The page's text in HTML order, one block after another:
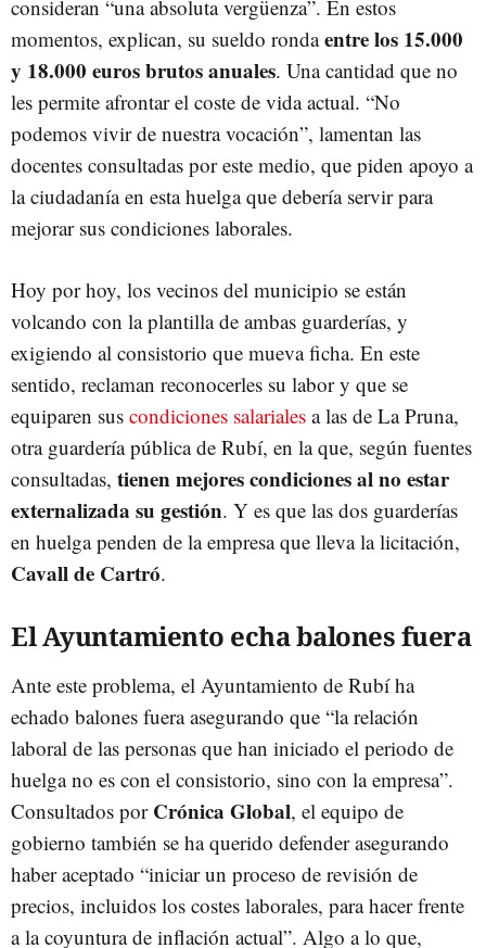
consideran “una absoluta vergüenza”. En estos
momentos, explican, su sueldo rondaentre los 15.000
y 18.000 euros brutos anuales. Una cantidad que no
les permite afrontar el coste de vida actual. “No
podemos vivir de nuestra vocación”, lamentan las
docentes consultadas por este medio, que piden apoyo a
la ciudadanía en esta huelga que debería servir para
mejorar sus condiciones laborales.
Hoy por hoy, los vecinos del municipio se están
volcando con la plantilla de ambas guarderías, y
exigiendo al consistorio que mueva ficha. En este
sentido, reclaman reconocerles su labor y que se
equiparen sus condiciones salariales a las de La Pruna,
otra guardería pública de Rubí, en la que, según fuentes
consultadas, tienen mejores condiciones al no estar
externalizada su gestión. Y es que las dos guarderías
en huelga penden de la empresa que lleva la licitación,
Cavall de Cartró.
El Ayuntamiento echa balones fuera
Ante este problema, el Ayuntamiento de Rubí ha
echado balones fuera asegurando que “la relación
laboral de las personas que han iniciado el periodo de
huelga no es con el consistorio, sino con la empresa”.
Consultados por Crónica Global, el equipo de
gobierno también se ha querido defender asegurando
haber aceptado “iniciar un proceso de revisión de
precios, incluidos los costes laborales, para hacer frente
a la coyuntura de inflación actual”. Algo a lo que,